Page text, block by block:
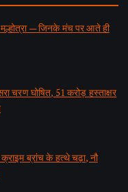
मल्होत्रा — जिनके मंच पर आते ही
चरण घोषित, 51 करोड़ हस्ताक्षर
क्राइम ब्रांच के हत्थे चढ़ा, नौ